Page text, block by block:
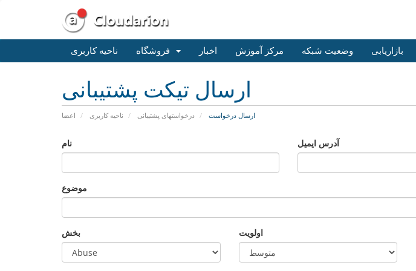
ناحیه کاربری اخبار مرکز آموزش وضعیت شبکه بازاریابی
ارسال تیکت پشتیبانی
اعضا ناحیه کاربری درخواستهای پشتیبانی ارسال درخواست
نام آدرس ایمیل
موضوع
بخش اولویت